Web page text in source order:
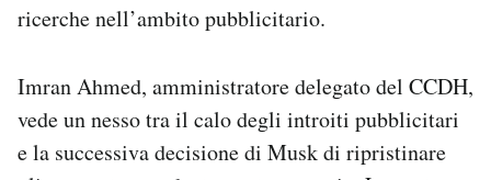
ricerche nell’ambito pubblicitario.
Imran Ahmed, amministratore delegato del CCDH,
vede un nesso tra il calo degli introiti pubblicitari
e la successiva decisione di Musk di ripristinare